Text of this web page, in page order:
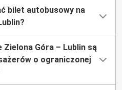
bilet autobusowy na
Góra – Lublin są
o ograniczonej